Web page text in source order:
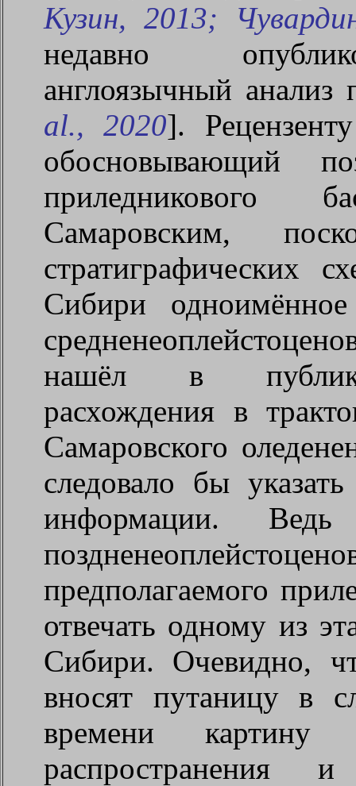
Кузин, 2013;
недавно
англоязычный
al., 2020].
обосновывающий
приледникового
Самаровским,
стратиграфических
Сибири
нашёл в
расхождения в
Самаровского
следовало бы
информации. Ведь
предполагаемого
отвечать одному из
Сибири. Очевидно,
вносят путаницу в
времени
распространения